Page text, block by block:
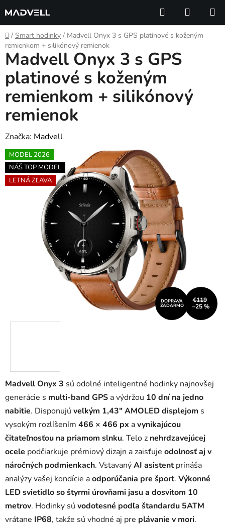
na
obsah
Hľadať
KOŠÍK
Domov
/ Smart hodinky / Madvell Onyx 3 s GPS platinové s koženým
remienkom + silikónový remienok
Madvell Onyx 3 sú odolné inteligentné hodinky najnovšej
generácie s multi-band GPS a výdržou 10 dní na jedno
nabitie. Disponujú veľkým 1,43" AMOLED displejom s
vysokým rozlíšením 466 × 466 px avynikajúcou
čitateľnosťou na priamom slnku. Telo z nehrdzavejúcej
ocele podčiarkuje prémiový dizajn a zaisťuje odolnosť aj v
náročných podmienkach. VstavanýAI asistentprináša
analýzy vašej kondície aodporúčania pre šport. Výkonné
LED svietidlo so štyrmi úrovňami jasu a dosvitom 10
metrov. Hodinky sú vodotesné podľa štandardu 5ATM
vrátane IP68, takže sú vhodné aj pre plávanie v mori.
Madvell Onyx 3 s GPS
platinové s koženým
remienkom + silikónový
remienok
Značka: Madvell
MODEL 2026
NÁŠ TOP MODEL
LETNÁ ZĽAVA
DOPRAVA
ZADARMO
€119
–25 %